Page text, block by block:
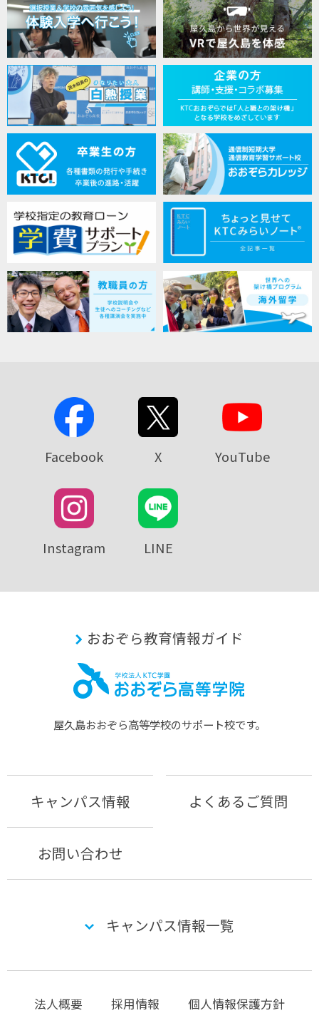
Facebook X YouTube
Instagram LINE
おおぞら教育情報ガイド
屋久島おおぞら⾼等学校のサポート校です。
キャンパス情報 よくあるご質問
お問い合わせ
キャンパス情報一覧
法人概要 採用情報
個人情報保護方針